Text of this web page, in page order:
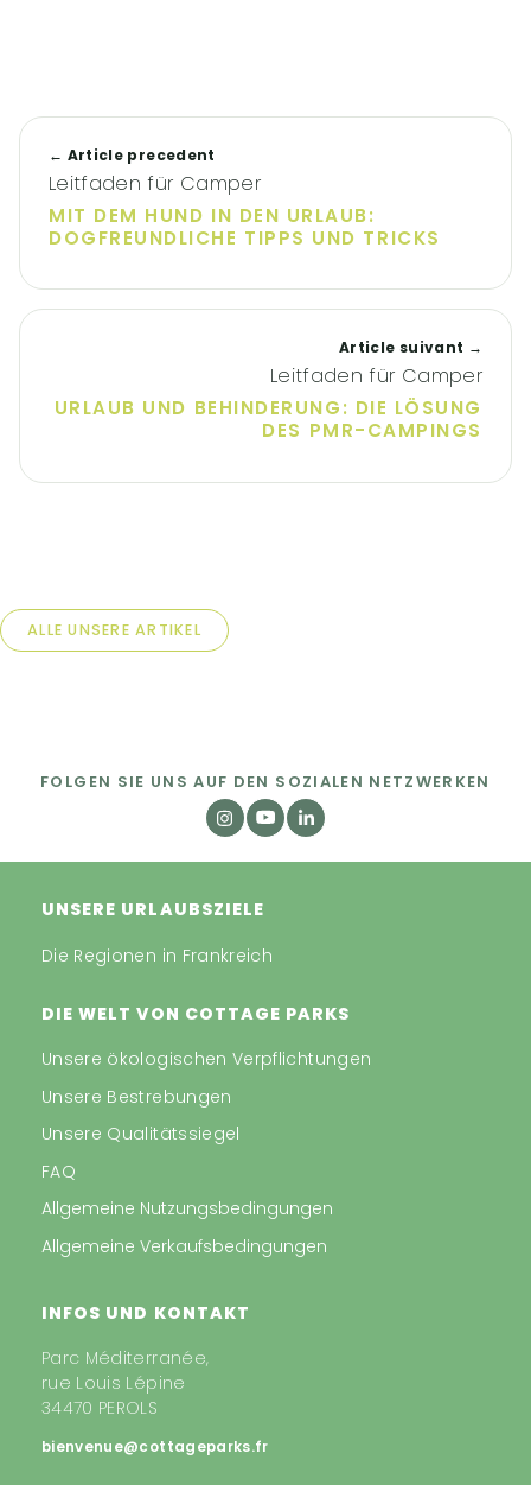
← Article precedent
Leitfaden für Camper
MIT DEM HUND IN DEN URLAUB:
DOGFREUNDLICHE TIPPS UND TRICKS
Article suivant →
Leitfaden für Camper
URLAUB UND BEHINDERUNG: DIE LÖSUNG
DES PMR-CAMPINGS
ALLE UNSERE ARTIKEL
FOLGEN SIE UNS AUF DEN SOZIALEN NETZWERKEN
UNSERE URLAUBSZIELE
Die Regionen in Frankreich
DIE WELT VON COTTAGE PARKS
Unsere ökologischen Verpflichtungen
Unsere Bestrebungen
Unsere Qualitätssiegel
FAQ
Allgemeine Nutzungsbedingungen
Allgemeine Verkaufsbedingungen
INFOS UND KONTAKT
Parc Méditerranée,
rue Louis Lépine
34470 PEROLS
bienvenue@cottageparks.fr